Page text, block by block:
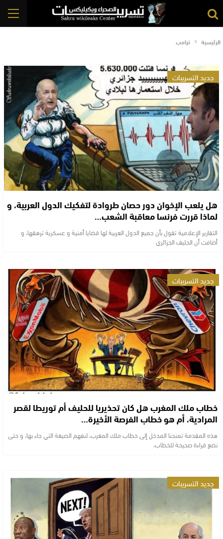
الرئيسية ترامب
جديد التسريبات
هل يلعب الإخوان دور حصان طروادة لتفكيك الدول العربية، و
لماذا قررت فرنسا معاقبة الشعب…
التقارير الإعلامية تقول بأن جميع الدول العربية لها قضايا أمنية و عسكرية ترهقها، و
أضافت أن الحليف الجزائري
جديد التسريبات
خطاب ملك المغرب هل كان تحذيريا للحليف أم توريطا لقصر
المرادية، أم هو خطاب الفرصة الأخيرة…
هذه المقدمة تمنحنا المدخل إلى خطاب ملك المغرب، لنفهم الصيغة التي جاء بها، و حتى
نضع قراءة صحيحة للخطاب،
جديد التسريبات